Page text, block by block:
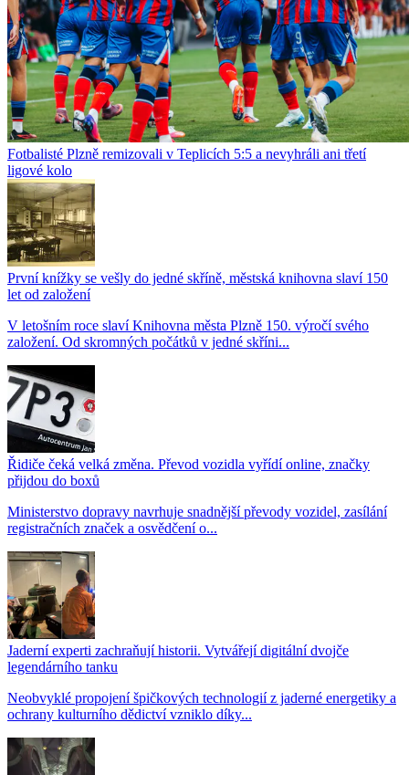
Fotbalisté Plzně remizovali v Teplicích 5:5 a nevyhráli ani třetí
ligové kolo
První knížky se vešly do jedné skříně, městská knihovna slaví 150
let od založení
V letošním roce slaví Knihovna města Plzně 150. výročí svého
založení. Od skromných počátků v jedné skříni...
Řidiče čeká velká změna. Převod vozidla vyřídí online, značky
přijdou do boxů
Ministerstvo dopravy navrhuje snadnější převody vozidel, zasílání
registračních značek a osvědčení o...
Jaderní experti zachraňují historii. Vytvářejí digitální dvojče
legendárního tanku
Neobvyklé propojení špičkových technologií z jaderné energetiky a
ochrany kulturního dědictví vzniklo díky...